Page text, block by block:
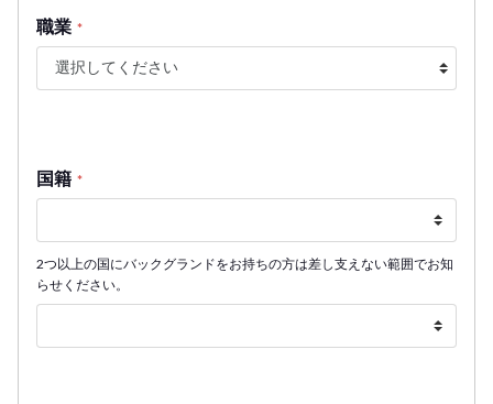
職業 *
国籍 *
2つ以上の国にバックグランドをお持ちの方は差し支えない範囲でお知
らせください。